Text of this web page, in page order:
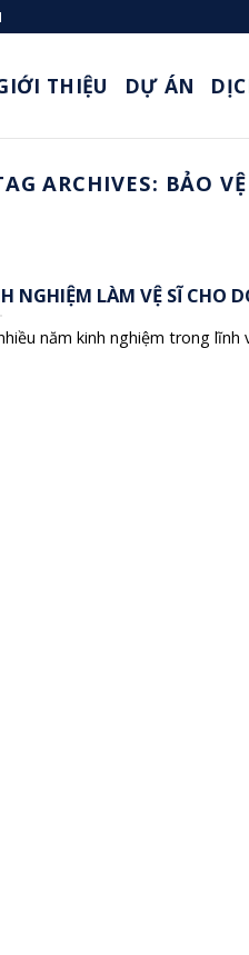
THIỆU DỰ ÁN
ARCHIVES: BẢO
NGHIỆM LÀM VỆ SĨ CHO
năm kinh nghiệm trong lĩnh